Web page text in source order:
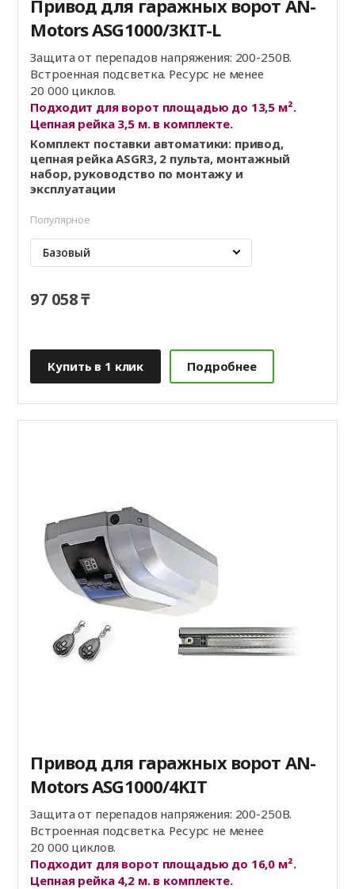
Привод для гаражных ворот AN-
Motors ASG1000/3KIT-L
Защита от перепадов напряжения: 200-250В.
Встроенная подсветка. Ресурс не менее
20 000 циклов.
Подходит для ворот площадью до 13,5 м².
Цепная рейка 3,5 м. в комплекте.
Комплект поставки автоматики: привод,
цепная рейка ASGR3, 2 пульта, монтажный
набор, руководство по монтажу и
эксплуатации
Популярное
Базовый
97 058 ₸
Купить в 1 клик Подробнее
Привод для гаражных ворот AN-
Motors ASG1000/4KIT
Защита от перепадов напряжения: 200-250В.
Встроенная подсветка. Ресурс не менее
20 000 циклов.
Подходит для ворот площадью до 16,0 м².
Цепная рейка 4,2 м. в комплекте.